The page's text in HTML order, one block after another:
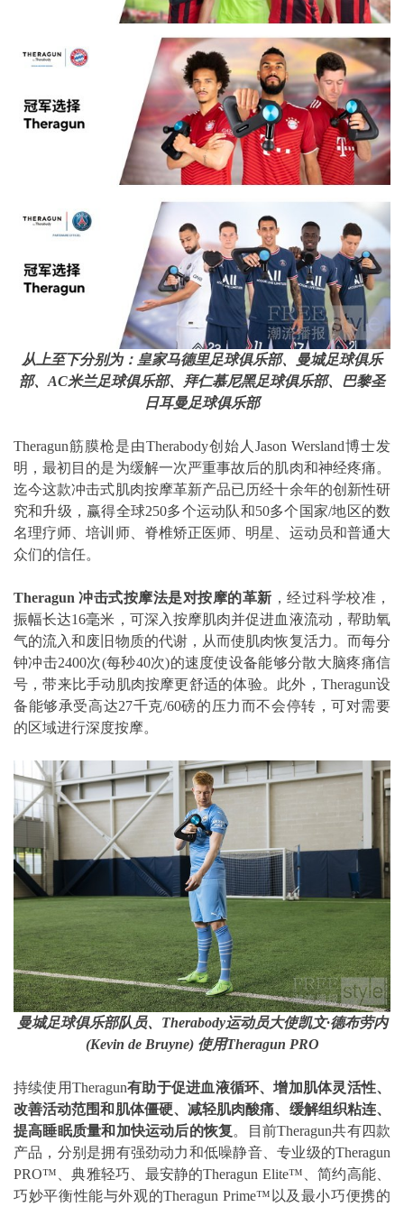
从上至下分别为：皇家马德里足球俱乐部、曼城足球俱乐
部、 AC米兰足球俱乐部、拜仁慕尼黑足球俱乐部、巴黎圣
日耳曼足球俱乐部
Theragun筋膜枪是由Therabody创始人Jason Wersland博士发
明，最初目的是为缓解一次严重事故后的肌肉和神经疼痛。
迄今这款冲击式肌肉按摩革新产品已历经十余年的创新性研
究和升级，赢得全球250多个运动队和50多个国家/地区的数
名理疗师、培训师、脊椎矫正医师、明星、运动员和普通大
众们的信任。
Theragun冲击式按摩法是对按摩的革新 ，经过科学校准，
振幅长达16毫米，可深入按摩肌肉并促进血液流动，帮助氧
气的流入和废旧物质的代谢，从而使肌肉恢复活力。而每分
钟冲击2400次(每秒40次)的速度使设备能够分散大脑疼痛信
号，带来比手动肌肉按摩更舒适的体验。此外，Theragun设
备能够承受高达27千克/60磅的压力而不会停转，可对需要
的区域进行深度按摩。
曼城足球俱乐部队员、 Therabody运动员大使凯文·德布劳内
(Kevin de Bruyne) 使用Theragun PRO
持续使用Theragun有助于促进血液循环、增加肌体灵活性、
改善活动范围和肌体僵硬、减轻肌肉酸痛、缓解组织粘连、
提高睡眠质量和加快运动后的恢复。目前Theragun共有四款
产品，分别是拥有强劲动力和低噪静音、专业级的Theragun
PRO™、典雅轻巧、最安静的Theragun Elite™、简约高能、
巧妙平衡性能与外观的Theragun Prime™以及最小巧便携的